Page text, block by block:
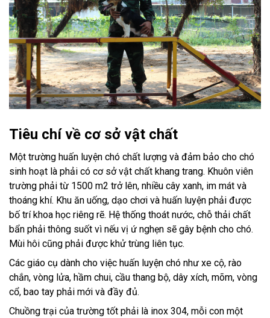
Tiêu chí về cơ sở vật chất
Một trường huấn luyện chó chất lượng và đảm bảo cho chó
sinh hoạt là phải có cơ sở vật chất khang trang. Khuôn viên
trường phải từ 1500 m2 trở lên, nhiều cây xanh, im mát và
thoáng khí. Khu ăn uống, dạo chơi và huấn luyện phải được
bố trí khoa học riêng rẽ. Hệ thống thoát nước, chỗ thải chất
bẩn phải thông suốt vì nếu vị ứ nghẹn sẽ gây bệnh cho chó.
Mùi hôi cũng phải được khử trùng liên tục.
Các giáo cụ dành cho việc huấn luyện chó như xe cộ, rào
chắn, vòng lửa, hầm chui, cầu thang bộ, dây xích, mõm, vòng
cổ, bao tay phải mới và đầy đủ.
Chuồng trại của trường tốt phải là inox 304, mỗi con một